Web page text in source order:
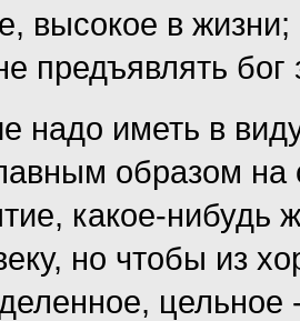
высокое в
предъявлять бог
надо иметь в
образом на
какое-нибудь
но чтобы из
цельное